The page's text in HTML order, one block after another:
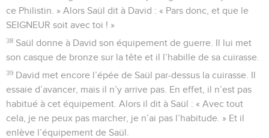
ce Philistin. » Alors Saül dit à David : « Pars donc, et que le
SEIGNEUR soit avec toi ! »
38 Saül donne à David son équipement de guerre. Il lui met
son casque de bronze sur la tête et il l’habille de sa cuirasse.
39 David met encore l’épée de Saül par-dessus la cuirasse. Il
essaie d’avancer, mais il n’y arrive pas. En effet, il n’est pas
habitué à cet équipement. Alors il dit à Saül : « Avec tout
cela, je ne peux pas marcher, je n’ai pas l’habitude. » Et il
enlève l’équipement de Saül.